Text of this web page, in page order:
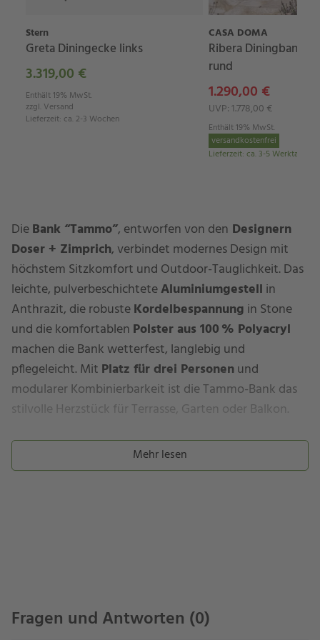
Stern
Greta Diningecke links
3.319,00 €
Enthält 19% MwSt.
zzgl. Versand
Lieferzeit: ca. 2-3 Wochen
CASA DOMA
Ribera Diningbank
rund
1.290,00 €
UVP: 1.778,00 €
Enthält 19% MwSt.
versandkostenfrei
Lieferzeit: ca. 3-5 Werktage
DieBank “Tammo”, entworfen von den Designern
Doser + Zimprich, verbindet modernes Design mit
höchstem Sitzkomfort und Outdoor-Tauglichkeit. Das
leichte, pulverbeschichteteAluminiumgestell in
Anthrazit, die robusteKordelbespannung in Stone
und die komfortablen Polster aus 100 % Polyacryl
machen die Bank wetterfest, langlebig und
pflegeleicht. Mit Platz für drei Personenund
modularer Kombinierbarkeit ist die Tammo-Bank das
stilvolle Herzstück für Terrasse, Garten oder Balkon.
Ihre Bank “Tammo” …
ist, während die Rückenfläche aus robuster Kordel
Mehr lesen
Fragen und Antworten (0)